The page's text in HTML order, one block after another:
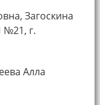
Загоскина
г.
Алла